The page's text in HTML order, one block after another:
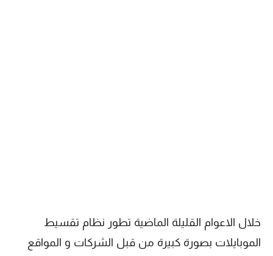
خلال الاعوام القليلة الماضية تطور نظام تقسيط
الموبايلات بصورة كبيرة من قبل الشركات و المواقع